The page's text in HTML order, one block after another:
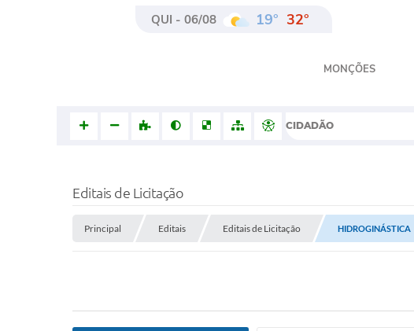
QUI - 06/08 19° 32°
MONÇÕES
CIDADÃO
Editais de Licitação
Principal Editais Editais de Licitação HIDROGINÁSTICA